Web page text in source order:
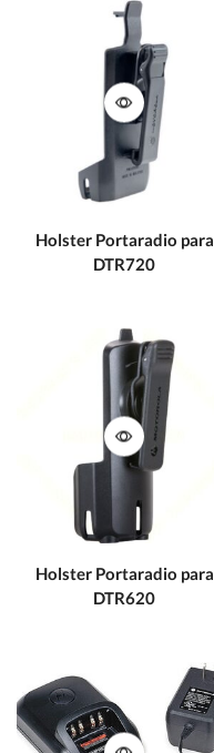
Holster Portaradio para
DTR720
Holster Portaradio para
DTR620